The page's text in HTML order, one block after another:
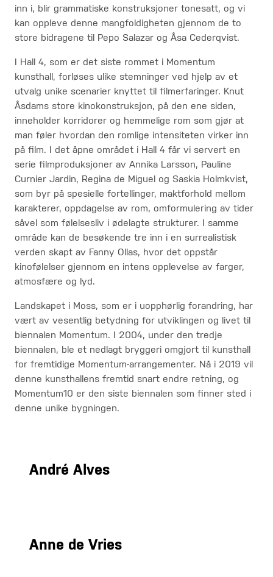
inn i, blir grammatiske konstruksjoner tonesatt, og vi
kan oppleve denne mangfoldigheten gjennom de to
store bidragene til Pepo Salazar og Åsa Cederqvist.
I Hall 4, som er det siste rommet i Momentum
kunsthall, forløses ulike stemninger ved hjelp av et
utvalg unike scenarier knyttet til filmerfaringer. Knut
Åsdams store kinokonstruksjon, på den ene siden,
inneholder korridorer og hemmelige rom som gjør at
man føler hvordan den romlige intensiteten virker inn
på film. I det åpne området i Hall 4 får vi servert en
serie filmproduksjoner av Annika Larsson, Pauline
Curnier Jardin, Regina de Miguel og Saskia Holmkvist,
som byr på spesielle fortellinger, maktforhold mellom
karakterer, oppdagelse av rom, omformulering av tider
såvel som følelsesliv i ødelagte strukturer. I samme
område kan de besøkende tre inn i en surrealistisk
verden skapt av Fanny Ollas, hvor det oppstår
kinofølelser gjennom en intens opplevelse av farger,
atmosfære og lyd.
Landskapet i Moss, som er i uopphørlig forandring, har
vært av vesentlig betydning for utviklingen og livet til
biennalen Momentum. I 2004, under den tredje
biennalen, ble et nedlagt bryggeri omgjort til kunsthall
for fremtidige Momentum-arrangementer. Nå i 2019 vil
denne kunsthallens fremtid snart endre retning, og
Momentum10 er den siste biennalen som finner sted i
denne unike bygningen.
André Alves
Anne de Vries